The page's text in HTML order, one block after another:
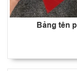
Bảng tên